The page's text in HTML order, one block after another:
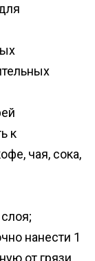
к
чая, сока,
нанести 1
от грязи